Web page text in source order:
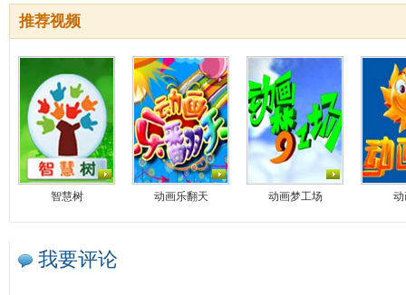
推荐视频
智慧树 动画乐翻天 动画梦工场 动
我要评论